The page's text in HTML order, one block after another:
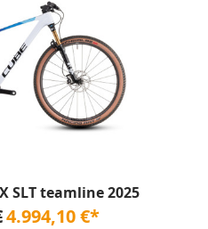
SLT teamline 2025
4.994,10 €*